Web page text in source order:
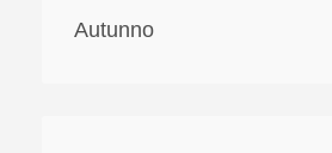
Autunno